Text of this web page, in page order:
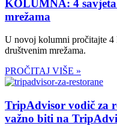
KOLUMNA: 4
mrežama
U novoj kolumni pročitajte 4
društvenim mrežama.
PROČITAJ VIŠE »
TripAdvisor vodič za
važno biti na